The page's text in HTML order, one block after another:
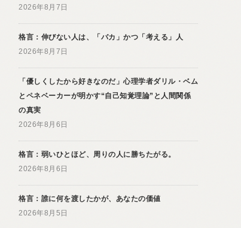
2026年8月7日
格言：伸びない人は、「バカ」かつ「考える」人
2026年8月7日
「優しくしたから好きなのだ」心理学者ダリル・ベム
とペネベーカーが明かす“自己知覚理論”と人間関係
の真実
2026年8月6日
格言：弱いひとほど、周りの人に勝ちたがる。
2026年8月6日
格言：誰に何を渡したかが、あなたの価値
2026年8月5日